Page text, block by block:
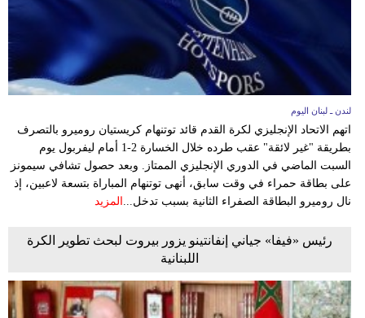
لندن ـ لبنان اليوم
اتهم الاتحاد الإنجليزي لكرة ​القدم قائد توتنهام كريستيان روميرو بالتصرف
بطريقة "غير لائقة" عقب طرده خلال الخسارة 2-1 أمام ليفربول يوم
السبت الماضي في الدوري الإنجليزي ‌الممتاز. وبعد حصول ‌تشافي سيمونز
‌على بطاقة ​حمراء ‌في وقت سابق، أنهى توتنهام المباراة بتسعة لاعبين، إذ
نال روميرو البطاقة الصفراء الثانية بسبب تدخل... المزيد
رئيس «فيفا» جياني إنفانتينو يزور بيروت لبحث تطوير الكرة
اللبنانية